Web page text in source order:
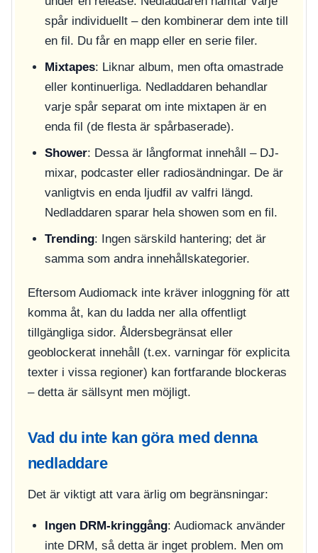
spår individuellt – den kombinerar dem inte till
en fil. Du får en mapp eller en serie filer.
Mixtapes: Liknar album, men ofta omastrade
eller kontinuerliga. Nedladdaren behandlar
varje spår separat om inte mixtapen är en
enda fil (de flesta är spårbaserade).
Shower: Dessa är långformat innehåll – DJ-
mixar, podcaster eller radiosändningar. De är
vanligtvis en enda ljudfil av valfri längd.
Nedladdaren sparar hela showen som en fil.
Trending: Ingen särskild hantering; det är
samma som andra innehållskategorier.
Eftersom Audiomack inte kräver inloggning för att
komma åt, kan du ladda ner alla offentligt
tillgängliga sidor. Åldersbegränsat eller
geoblockerat innehåll (t.ex. varningar för explicita
texter i vissa regioner) kan fortfarande blockeras
– detta är sällsynt men möjligt.
Vad du inte kan göra med denna
nedladdare
Det är viktigt att vara ärlig om begränsningar:
Ingen DRM-kringgång: Audiomack använder
inte DRM, så detta är inget problem. Men om